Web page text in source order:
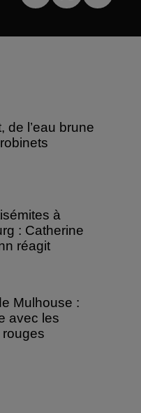
de l’eau brune
à
: Catherine
réagit
Mulhouse :
avec les